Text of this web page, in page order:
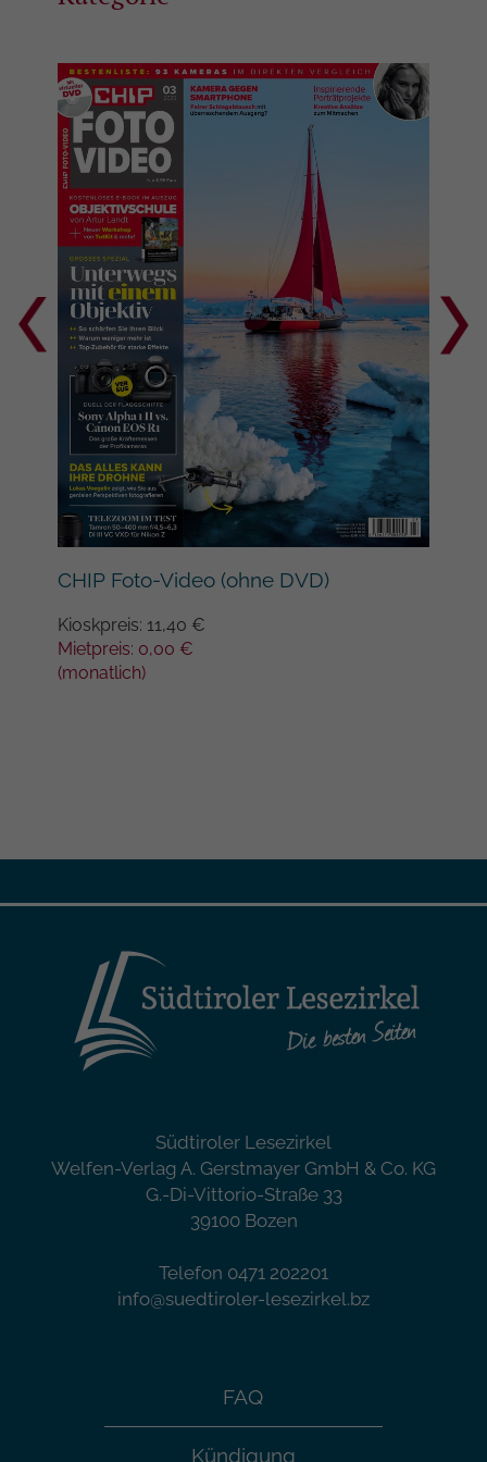
CHIP Foto-Video (ohne DVD)
Kioskpreis: 11,40 €
Mietpreis: 0,00 €
(monatlich)
Südtiroler Lesezirkel
Welfen-Verlag A. Gerstmayer GmbH & Co. KG
G.-Di-Vittorio-Straße 33
39100 Bozen
Telefon 0471 202201
info@suedtiroler-lesezirkel.bz
FAQ
Kündigung
Analyseberichts darüber, wie es der
Quelle, aus der sie stammen, und die
Seiten in anonymisierter Form.
Name _gat
Anbieter Google Universal Analytics
Laufzeit 1 Minute
Zweck
Hierbei handelt es sich um einen von
Google Analytics festgelegten
Mustertyp-Cookie, bei dem das
Musterelement auf dem Namen die
eindeutige Identitätsnummer des Kontos
oder der Website enthält, auf die es sich
bezieht. Es handelt sich um eine Variante
des _gat-Cookies, mit dem die von
Google auf Websites mit hohem
Datenaufkommen aufgezeichnete
Datenmenge begrenzt wird.